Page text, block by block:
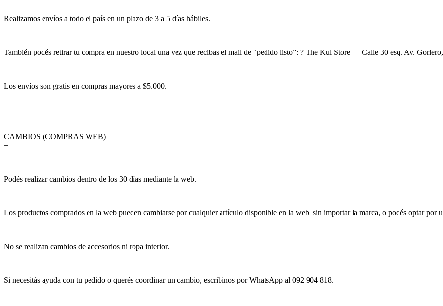
Realizamos envíos a todo el país en un plazo de 3 a 5 días hábiles.
También podés retirar tu compra en nuestro local una vez que recibas el mail de “pedido listo”: ? The Kul Store — Calle 30 esq. Av.
Los envíos son gratis en compras mayores a $5.000.
CAMBIOS (COMPRAS WEB)
+
Podés realizar cambios dentro de los 30 días mediante la web.
Los productos comprados en la web pueden cambiarse por cualquier artículo disponible en la web, sin importar la marca, o podés optar por
No se realizan cambios de accesorios ni ropa interior.
Si necesitás ayuda con tu pedido o querés coordinar un cambio, escribinos por WhatsApp al 092 904 818.